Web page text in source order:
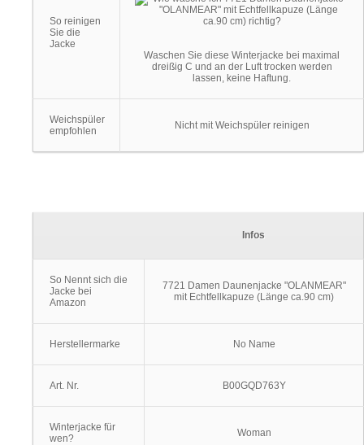
So reinigen
Sie die
Jacke
Waschen Sie diese Winterjacke bei maximal
dreißig C und an der Luft trocken werden
lassen, keine Haftung.
Weichspüler
empfohlen
Nicht mit Weichspüler reinigen
Infos
So Nennt sich die
Jacke bei
Amazon
7721 Damen Daunenjacke "OLANMEAR"
mit Echtfellkapuze (Länge ca.90 cm)
Herstellermarke No Name
Art. Nr. B00GQD763Y
Winterjacke für
wen?
Woman